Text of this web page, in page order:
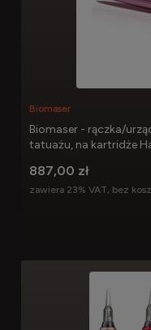
Biomaser - rączka/
tatuażu, na kartridże
Biomaser
887,00 zł
zawiera 23% VAT, bez